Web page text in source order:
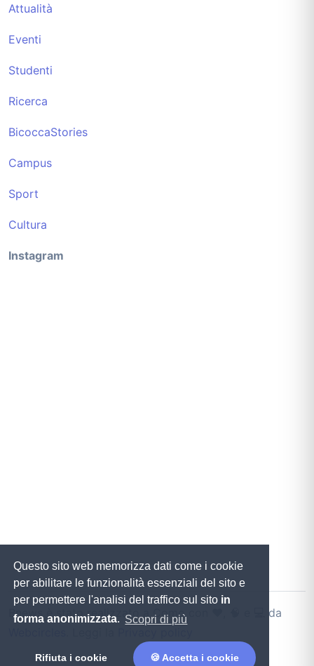
Questo sito web memorizza dati come i cookie
per abilitare le funzionalità essenziali del sito e
per permettere l'analisi del traffico sul sito in
forma anonimizzata. Scopri di più
Rifiuta i cookie 🍪 Accetta i cookie
Attualità
Eventi
Studenti
Ricerca
BicoccaStories
Campus
Sport
Cultura
Instagram
Bnews è stato realizzato a Como con ♥️, 🧠 e 💻 da